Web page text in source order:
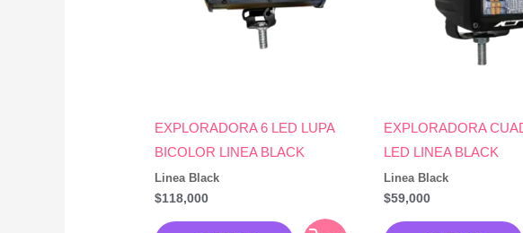
Linea Black
EXPLORADORA 6 LED LUPA
BICOLOR LINEA BLACK
$118,000
Linea Black
EXPLORADORA
LED LINEA BLACK
$59,000